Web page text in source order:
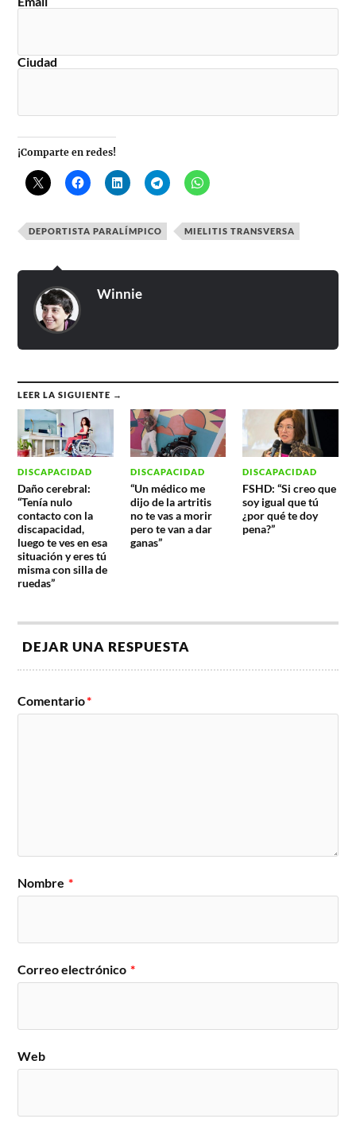
Ciudad
¡Comparte en redes!
DEPORTISTA PARALÍMPICO MIELITIS TRANSVERSA
Winnie
LEER LA SIGUIENTE →
DISCAPACIDAD
Daño cerebral:
“Tenía nulo
contacto con la
discapacidad,
luego te ves en esa
situación y eres tú
misma con silla de
ruedas”
DISCAPACIDAD
“Un médico me
dijo de la artritis
no te vas a morir
pero te van a dar
ganas”
DISCAPACIDAD
FSHD: “Si creo que
soy igual que tú
¿por qué te doy
pena?”
DEJAR UNA RESPUESTA
Comentario*
Nombre *
Correo electrónico *
Web